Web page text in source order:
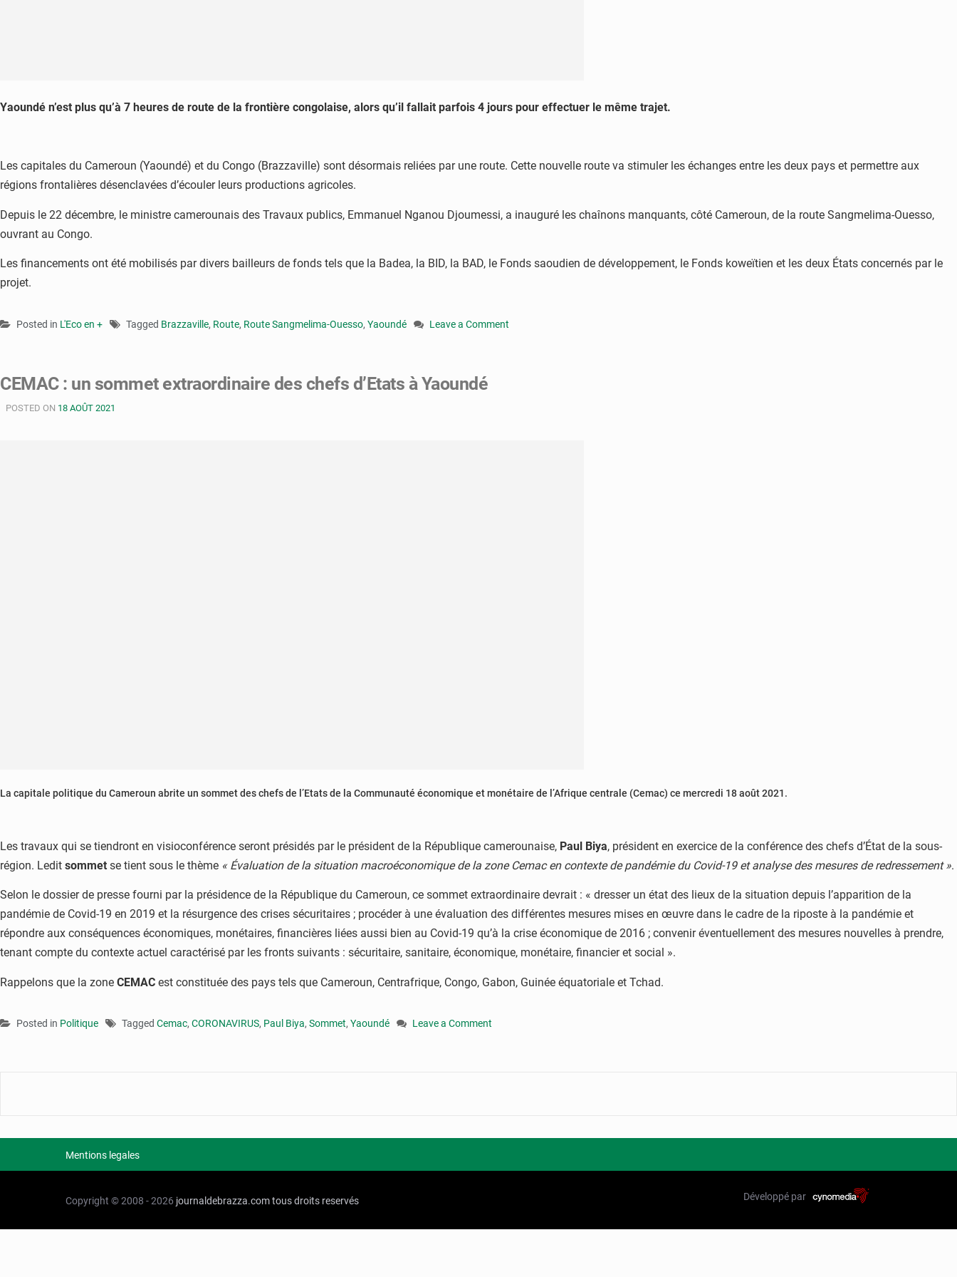
Yaoundé n’est plus qu’à 7 heures de route de la frontière congolaise, alors qu’il fallait parfois 4 jours pour effectuer le même trajet.
Les capitales du Cameroun (Yaoundé) et du Congo (Brazzaville) sont désormais reliées par une route. Cette nouvelle route va stimuler les échanges entre les deux pays et permettre aux
régions frontalières désenclavées d’écouler leurs productions agricoles.
Depuis le 22 décembre, le ministre camerounais des Travaux publics, Emmanuel Nganou Djoumessi, a inauguré les chaînons manquants, côté Cameroun, de la route Sangmelima-Ouesso,
ouvrant au Congo.
Les financements ont été mobilisés par divers bailleurs de fonds tels que la Badea, la BID, la BAD, le Fonds saoudien de développement, le Fonds koweïtien et les deux États concernés par le
projet.
Posted in L'Eco en + Tagged Brazzaville, Route, Route Sangmelima-Ouesso, Yaoundé
Leave a Comment
une
CEMAC : un sommet extraordinaire des chefs d’Etats à Yaoundé
POSTED ON 18 AOÛT 2021
La capitale politique du Cameroun abrite un sommet des chefs de l’Etats de la Communauté économique et monétaire de l’Afrique centrale (Cemac) ce mercredi 18 août 2021.
Les travaux qui se tiendront en visioconférence seront présidés par le président de la République camerounaise, Paul Biya, président en exercice de la conférence des chefs d’État de la sous-
région. Ledit sommet se tient sous le thème « Évaluation de la situation macroéconomique de la zone Cemac en contexte de pandémie du Covid-19 et analyse des mesures de redressement ».
Selon le dossier de presse fourni par la présidence de la République du Cameroun, ce sommet extraordinaire devrait : « dresser un état des lieux de la situation depuis l’apparition de la
pandémie de Covid-19 en 2019 et la résurgence des crises sécuritaires ; procéder à une évaluation des différentes mesures mises en œuvre dans le cadre de la riposte à la pandémie et
répondre aux conséquences économiques, monétaires, financières liées aussi bien au Covid-19 qu’à la crise économique de 2016 ; convenir éventuellement des mesures nouvelles à prendre,
tenant compte du contexte actuel caractérisé par les fronts suivants : sécuritaire, sanitaire, économique, monétaire, financier et social ».
Rappelons que la zone CEMAC est constituée des pays tels que Cameroun, Centrafrique, Congo, Gabon, Guinée équatoriale et Tchad.
Posted in Politique Tagged Cemac, CORONAVIRUS, Paul Biya, Sommet, Yaoundé
Leave a Comment
à
Mentions legales
Copyright © 2008 - 2026 journaldebrazza.comtous droits reservés Développé par